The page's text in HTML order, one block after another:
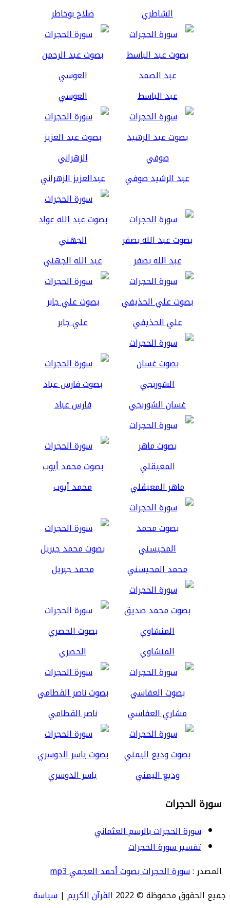
الشاطري صلاح بوخاطر
عبد الباسط العوسي
عبد الرشيد صوفي عبدالعزيز الزهراني
عبد الله بصفر عبد الله الجهني
علي الحذيفي علي جابر
غسان الشوربجي فارس عباد
ماهر المعيقلي محمد أيوب
محمد المحيسني محمد جبريل
المنشاوي الحصري
مشاري العفاسي ناصر القطامي
وديع اليمني ياسر الدوسري
سورة الحجرات
سورة الحجرات بالرسم العثماني
تفسير سورة الحجرات
المصدر :سورة الحجرات بصوت أحمد العجمي mp3
جميع الحقوق محفوظة © 2022
القرآن الكريم | سياسة